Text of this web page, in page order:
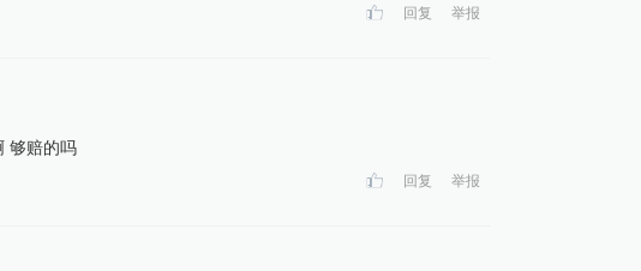
回复 举报
够赔的吗
回复 举报